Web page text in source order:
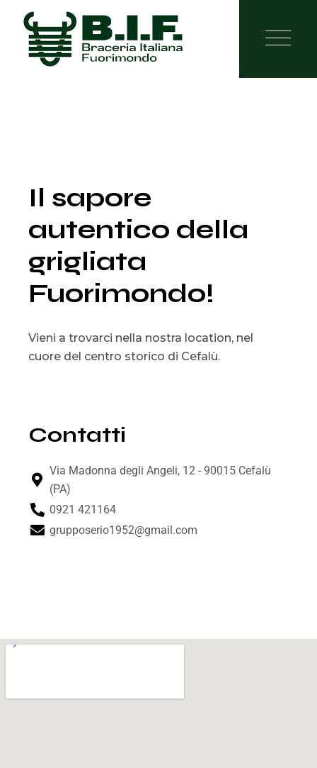
Il sapore
autentico della
grigliata
Fuorimondo!
Vieni a trovarci nella nostra location, nel
cuore del centro storico di Cefalù.
Contatti
Via Madonna degli Angeli, 12 - 90015 Cefalù
(PA)
0921 421164
grupposerio1952@gmail.com